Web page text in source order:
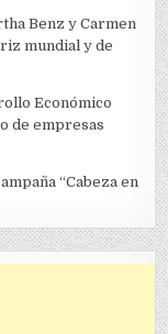
Benz y Carmen
mundial y de
Económico
de empresas
“Cabeza en